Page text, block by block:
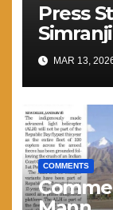
Press
MAR 13,
COMMENTS